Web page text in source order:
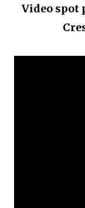
Video spot